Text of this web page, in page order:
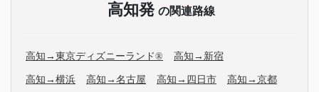
高知発 の関連路線
高知→東京ディズニーランド® 高知→新宿
高知→横浜 高知→名古屋 高知→四日市 高知→京都